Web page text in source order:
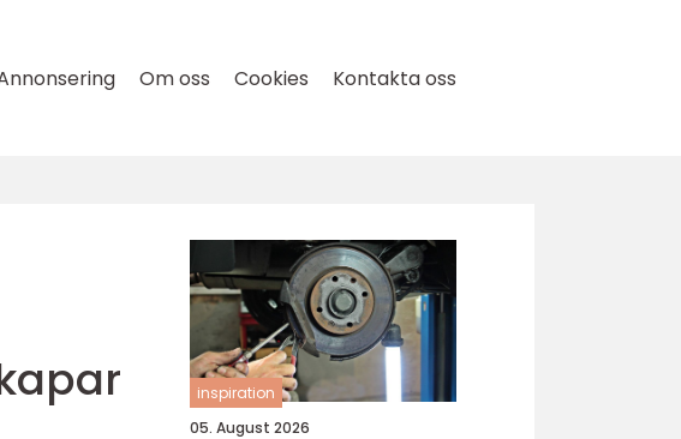
Om oss Cookies Kontakta oss
inspiration
05. August 2026